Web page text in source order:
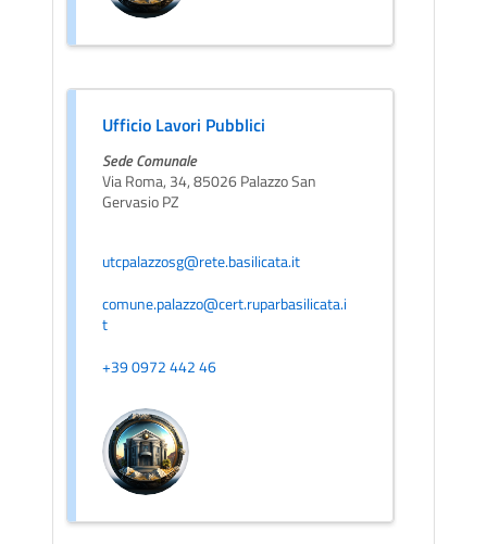
Ufficio Lavori Pubblici
Sede Comunale
Via Roma, 34, 85026 Palazzo San
Gervasio PZ
utcpalazzosg@rete.basilicata.it
comune.palazzo@cert.ruparbasilicata.i
t
+39 0972 442 46